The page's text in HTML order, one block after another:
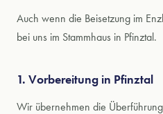
Auch wenn die Beisetzung im
bei uns im Stammhaus in Pfinztal.
1. Vorbereitung in Pfinztal
Wir übernehmen die